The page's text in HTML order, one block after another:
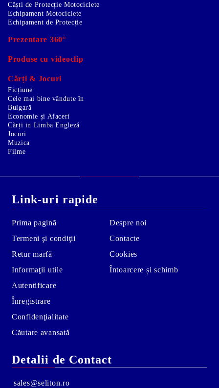
Căști de Protecție Motociclete
Echipament Motociclete
Echipament de Protecție
Prezentare 360°
Produse cu videoclip
Cărți & Jocuri
Ficțiune
Cele mai bine vândute în
Bulgară
Economie și Afaceri
Cărți in Limba Engleză
Jocuri
Muzica
Filme
Link-uri rapide
Prima pagină
Termeni şi condiţii
Retur marfă
Informaţii utile
Autentificare
Înregistrare
Confidenţialitate
Căutare avansată
Despre noi
Contacte
Cookies
Întoarcere și schimb
Detalii de Contact
sales@seliton.ro